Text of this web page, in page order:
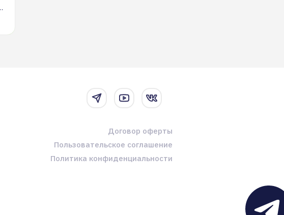
Договор оферты
Пользовательское соглашение
Политика конфиденциальности